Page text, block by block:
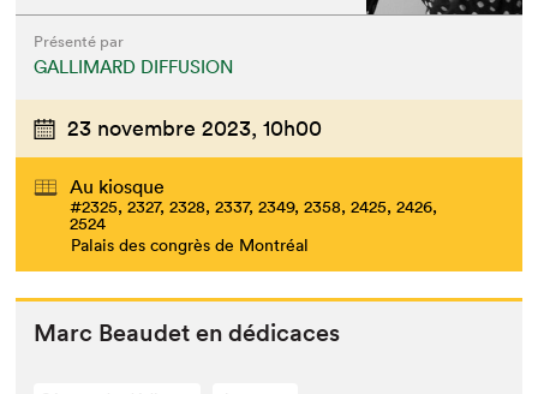
Présenté par
GALLIMARD DIFFUSION
23 novembre 2023, 10h00
Au kiosque
#2325, 2327, 2328, 2337, 2349, 2358, 2425, 2426,
2524
Palais des congrès de Montréal
Marc Beaudet en dédicaces